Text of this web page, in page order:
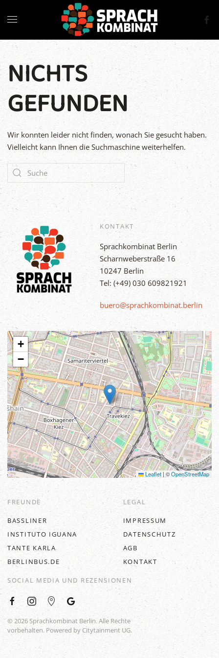
NICHTS
GEFUNDEN
Wir konnten leider nicht finden, wonach Sie gesucht haben.
Vielleicht kann Ihnen die Suchmaschine weiterhelfen.
KONTAKT
Sprachkombinat Berlin
Scharnweberstraße 16
10247 Berlin
Tel: (+49) 030 609821921
buero@sprachkombinat.berlin
+
−
Leaflet | ©OpenStreetMap
SOCIAL MEDIA UND REZENSIONEN
© 2026Sprachkombinat Berlin. Alle Rechte
vorbehalten. Powered by Citytainment UG.
FREUNDE
BASSLINER
INSTITUTO IGUANA
TANTE KARLA
BERLINBUS.DE
LEGAL
IMPRESSUM
DATENSCHUTZ
AGB
KONTAKT